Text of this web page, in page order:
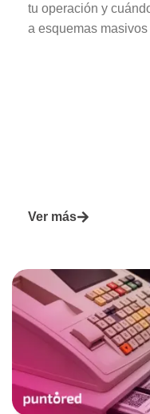
tu operación y
a esquemas
Ver más